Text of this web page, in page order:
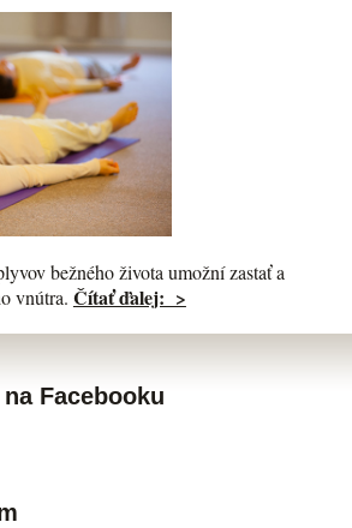
bežného života umožní zastať a
vnútra. Čítať ďalej: >
Facebooku